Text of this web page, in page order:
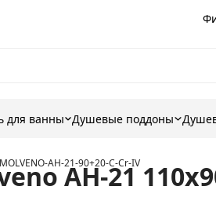
для ванны Душевые поддоны
AH-21-90+20-C-Cr-IV
AH-21